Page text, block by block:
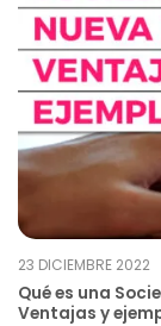
23 DICIEMBRE 2022
Qué es una
Ventajas y